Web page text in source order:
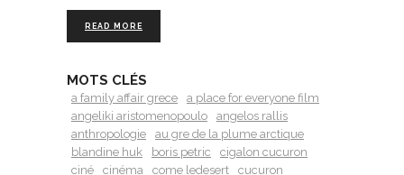
READ MORE
MOTS CLÉS
a family affair grece
a place for everyone film
angeliki aristomenopoulo
angelos rallis
anthropologie
au gre de la plume arctique
blandine huk
boris petric
cigalon cucuron
ciné
cinéma come ledesert
cucuron